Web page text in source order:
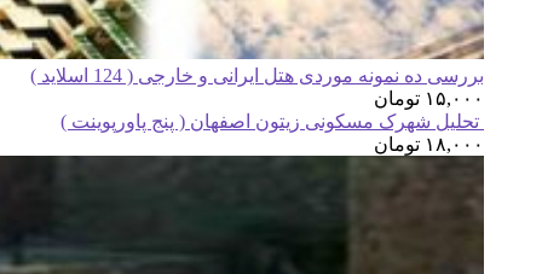
بررسی ده نمونه موردی هتل ایرانی و خارجی ( 124 اسلاید )
۱۵,۰۰۰ تومان
تحلیل شهرک مسکونی زیتون اصفهان ( پنج پاورپوینت )
۱۸,۰۰۰ تومان